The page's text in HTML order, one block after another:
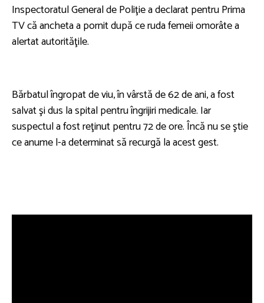
Inspectoratul General de Poliţie a declarat pentru Prima
TV că ancheta a pornit după ce ruda femeii omorâte a
alertat autorităţile.
Bărbatul îngropat de viu, în vârstă de 62 de ani, a fost
salvat şi dus la spital pentru îngrijiri medicale. Iar
suspectul a fost reţinut pentru 72 de ore. Încă nu se ştie
ce anume l-a determinat să recurgă la acest gest.